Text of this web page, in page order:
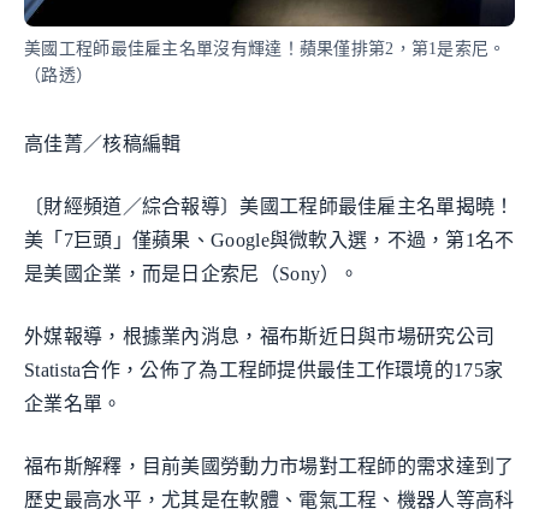
美國工程師最佳雇主名單沒有輝達！蘋果僅排第2，第1是索尼。
（路透）
高佳菁／核稿編輯
〔財經頻道／綜合報導〕美國工程師最佳雇主名單揭曉！
美「7巨頭」僅蘋果、Google與微軟入選，不過，第1名不
是美國企業，而是日企索尼（Sony）。
外媒報導，根據業內消息，福布斯近日與市場研究公司
Statista合作，公佈了為工程師提供最佳工作環境的175家
企業名單。
福布斯解釋，目前美國勞動力市場對工程師的需求達到了
歷史最高水平，尤其是在軟體、電氣工程、機器人等高科